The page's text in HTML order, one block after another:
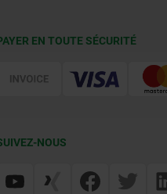
EN TOUTE SÉCURITÉ
NOUS